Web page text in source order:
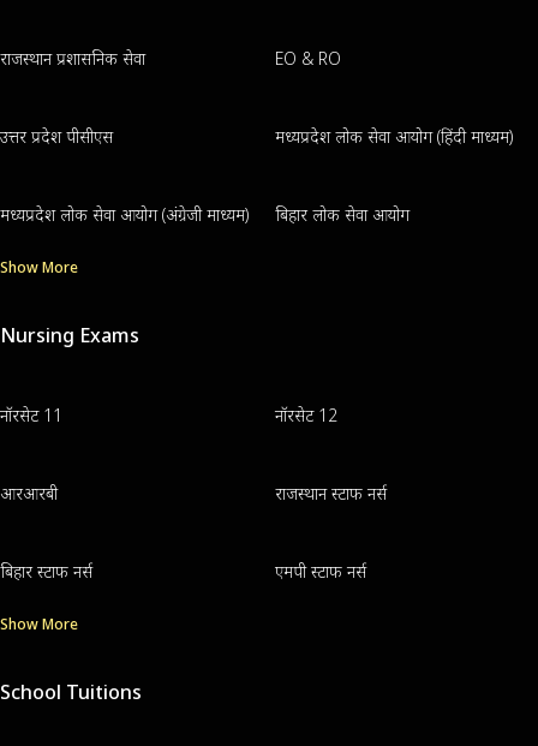
राजस्थान प्रशासनिक सेवा EO & RO
उत्तर प्रदेश पीसीएस मध्यप्रदेश लोक सेवा आयोग (हिंदी माध्यम)
मध्यप्रदेश लोक सेवा आयोग (अंग्रेजी माध्यम) बिहार लोक सेवा आयोग
Show More
Nursing Exams
नॉरसेट 11 नॉरसेट 12
आरआरबी राजस्थान स्टाफ नर्स
बिहार स्टाफ नर्स एमपी स्टाफ नर्स
Show More
School Tuitions